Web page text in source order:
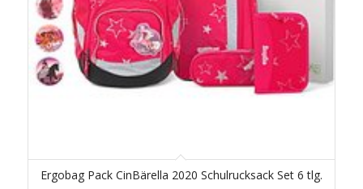
Ergobag Pack CinBärella 2020 Schulrucksack Set 6 tlg.